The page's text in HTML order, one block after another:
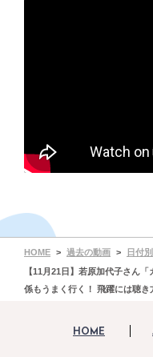
HOME 過去の動画
日付別
【11月21日】若原加代子さん
係もうまく行く！ 飛躍には聴き
HOME